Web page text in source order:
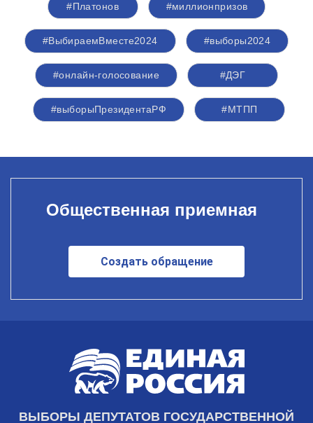
#Платонов #миллионпризов
#ВыбираемВместе2024 #выборы2024
#онлайн-голосование #ДЭГ
#выборыПрезидентаРФ #МТПП
Общественная приемная
Создать обращение
ВЫБОРЫ ДЕПУТАТОВ ГОСУДАРСТВЕННОЙ